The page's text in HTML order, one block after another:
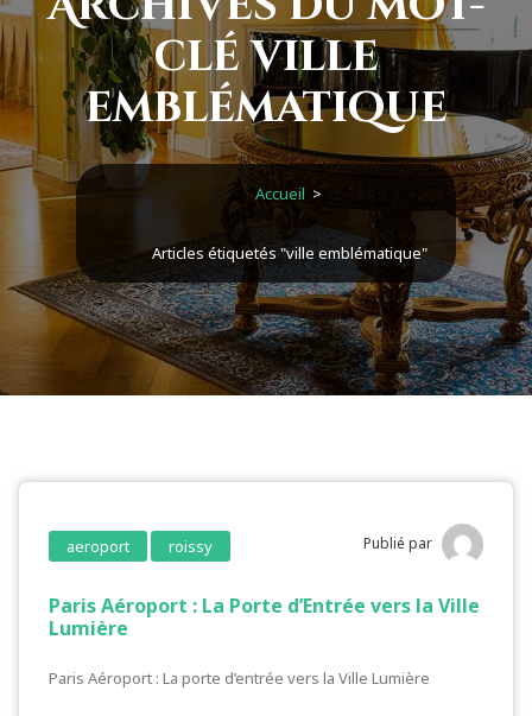
clé ville
emblématique
Accueil >
Articles étiquetés "ville emblématique"
aeroport roissy Publié par
Paris Aéroport : La Porte d’Entrée vers la Ville
Lumière
Paris Aéroport : La porte d’entrée vers la Ville Lumière